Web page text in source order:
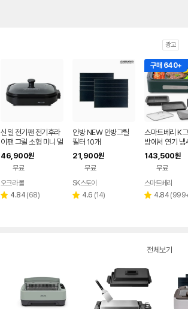
광고
신일 전기팬 전기후라
이팬 그릴 소형 미니 멀
티쿠커 국산
46,900원
무료
오크라 몰
별 4.84 리
(68)
안방 NEW 안방그릴
필터 10개
21,900원
무료
버페
SK스토아
별 4.6 리
(14)
구매 640+
스마트베리 K
방에서 연기 냄
가정용 대형 전
만능요리 짬짜
전골팬
143,500원
무료
페
스마트베리
별 4.84 리
(
전체보기